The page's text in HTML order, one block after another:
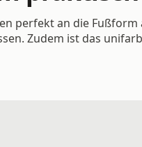
perfekt an die
Zudem ist das